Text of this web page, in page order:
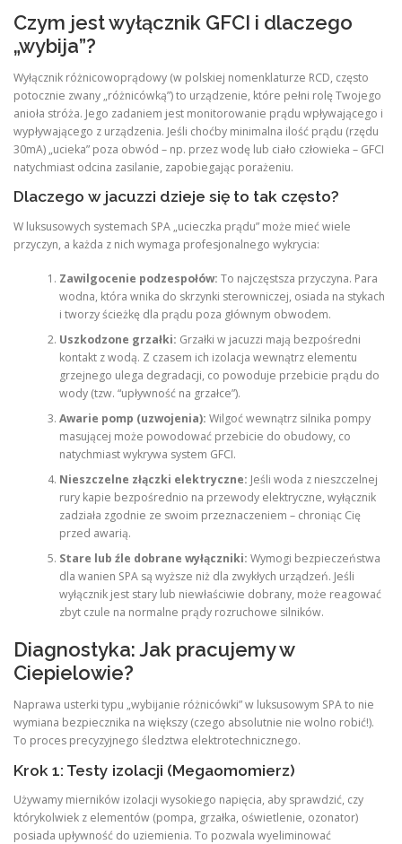
Czym jest wyłącznik GFCI i dlaczego
„wybija”?
Wyłącznik różnicowoprądowy (w polskiej nomenklaturze RCD, często
potocznie zwany „różnicówką”) to urządzenie, które pełni rolę Twojego
anioła stróża. Jego zadaniem jest monitorowanie prądu wpływającego i
wypływającego z urządzenia. Jeśli choćby minimalna ilość prądu (rzędu
30mA) „ucieka” poza obwód – np. przez wodę lub ciało człowieka – GFCI
natychmiast odcina zasilanie, zapobiegając porażeniu.
Dlaczego w jacuzzi dzieje się to tak często?
W luksusowych systemach SPA „ucieczka prądu” może mieć wiele
przyczyn, a każda z nich wymaga profesjonalnego wykrycia:
Zawilgocenie podzespołów: To najczęstsza przyczyna. Para
wodna, która wnika do skrzynki sterowniczej, osiada na stykach
i tworzy ścieżkę dla prądu poza głównym obwodem.
Uszkodzone grzałki: Grzałki w jacuzzi mają bezpośredni
kontakt z wodą. Z czasem ich izolacja wewnątrz elementu
grzejnego ulega degradacji, co powoduje przebicie prądu do
wody (tzw. “upływność na grzałce”).
Awarie pomp (uzwojenia): Wilgoć wewnątrz silnika pompy
masującej może powodować przebicie do obudowy, co
natychmiast wykrywa system GFCI.
Nieszczelne złączki elektryczne: Jeśli woda z nieszczelnej
rury kapie bezpośrednio na przewody elektryczne, wyłącznik
zadziała zgodnie ze swoim przeznaczeniem – chroniąc Cię
przed awarią.
Stare lub źle dobrane wyłączniki: Wymogi bezpieczeństwa
dla wanien SPA są wyższe niż dla zwykłych urządzeń. Jeśli
wyłącznik jest stary lub niewłaściwie dobrany, może reagować
zbyt czule na normalne prądy rozruchowe silników.
Diagnostyka: Jak pracujemy w
Ciepielowie?
Naprawa usterki typu „wybijanie różnicówki” w luksusowym SPA to nie
wymiana bezpiecznika na większy (czego absolutnie nie wolno robić!).
To proces precyzyjnego śledztwa elektrotechnicznego.
Krok 1: Testy izolacji (Megaomomierz)
Używamy mierników izolacji wysokiego napięcia, aby sprawdzić, czy
którykolwiek z elementów (pompa, grzałka, oświetlenie, ozonator)
posiada upływność do uziemienia. To pozwala wyeliminować